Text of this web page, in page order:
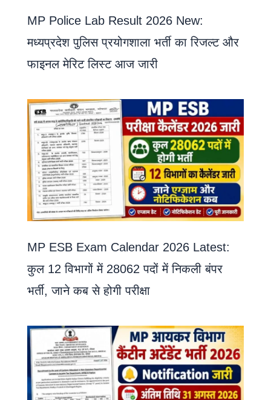
MP Police Lab Result 2026 New:
मध्यप्रदेश पुलिस प्रयोगशाला भर्ती का रिजल्ट और
फाइनल मेरिट लिस्ट आज जारी
MP ESB Exam Calendar 2026 Latest:
कुल 12 विभागों में 28062 पदों में निकली बंपर
भर्ती, जाने कब से होगी परीक्षा